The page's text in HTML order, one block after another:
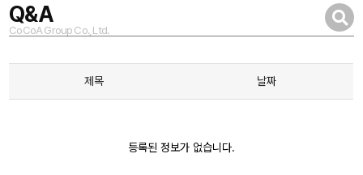
Q&A
CoCoA Group Co., Ltd.
제목 날짜
등록된 정보가 없습니다.